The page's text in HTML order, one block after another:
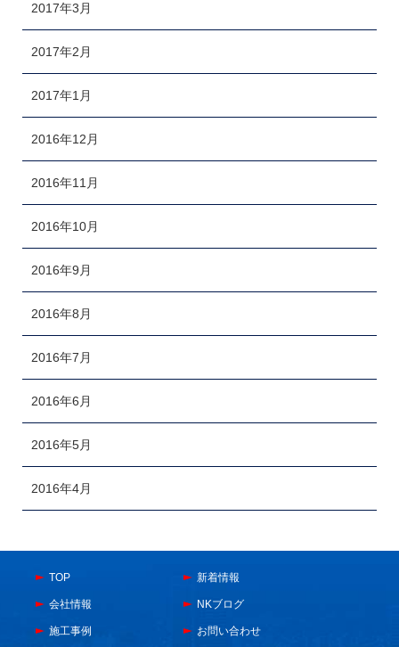
2017年3月
2017年2月
2017年1月
2016年12月
2016年11月
2016年10月
2016年9月
2016年8月
2016年7月
2016年6月
2016年5月
2016年4月
TOP
会社情報
施工事例
新着情報
NKブログ
お問い合わせ